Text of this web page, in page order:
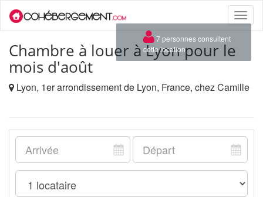
Toggle
Chambre à louer à Lyon pour le
mois d'août
Lyon, 1er arrondissement de Lyon, France, chez Camille
×
7 personnes consultent
cette location